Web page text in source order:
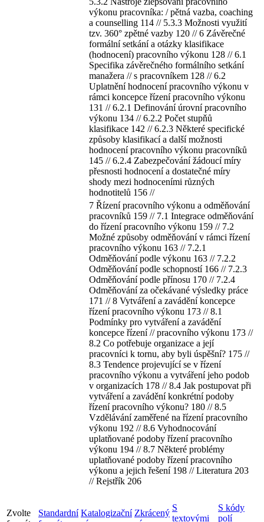
výkonu pracovníka: / pětná vazba, coaching
a counselling 114 // 5.3.3 Možnosti využití
tzv. 360° zpětné vazby 120 // 6 Závěrečné
formální setkání a otázky klasifikace
(hodnocení) pracovního výkonu 128 // 6.1
Specifika závěrečného formálního setkání
manažera // s pracovníkem 128 // 6.2
Uplatnění hodnocení pracovního výkonu v
rámci koncepce řízení pracovního výkonu
131 // 6.2.1 Definování úrovní pracovního
výkonu 134 // 6.2.2 Počet stupňů
klasifikace 142 // 6.2.3 Některé specifické
způsoby klasifikací a další možnosti
hodnocení pracovního výkonu pracovníků
145 // 6.2.4 Zabezpečování žádoucí míry
přesnosti hodnocení a dostatečné míry
shody mezi hodnoceními různých
hodnotitelů 156 //
7 Řízení pracovního výkonu a odměňování
pracovníků 159 // 7.1 Integrace odměňování
do řízení pracovního výkonu 159 // 7.2
Možné způsoby odměňování v rámci řízení
pracovního výkonu 163 // 7.2.1
Odměňování podle výkonu 163 // 7.2.2
Odměňování podle schopností 166 // 7.2.3
Odměňování podle přínosu 170 // 7.2.4
Odměňování za očekávané výsledky práce
171 // 8 Vytváření a zavádění koncepce
řízení pracovního výkonu 173 // 8.1
Podmínky pro vytváření a zavádění
koncepce řízení // pracovního výkonu 173 //
8.2 Co potřebuje organizace a její
pracovníci k tornu, aby byli úspěšní? 175 //
8.3 Tendence projevující se v řízení
pracovního výkonu a vytváření jeho podob
v organizacích 178 // 8.4 Jak postupovat při
vytváření a zavádění konkrétní podoby
řízení pracovního výkonu? 180 // 8.5
Vzdělávání zaměřené na řízení pracovního
výkonu 192 // 8.6 Vyhodnocování
uplatňované podoby řízení pracovního
výkonu 194 // 8.7 Některé problémy
uplatňované podoby řízení pracovního
výkonu a jejich řešení 198 // Literatura 203
// Rejstřík 206
Zvolte
Standardní Katalogizační Zkrácený
S
textovými
S kódy
polí